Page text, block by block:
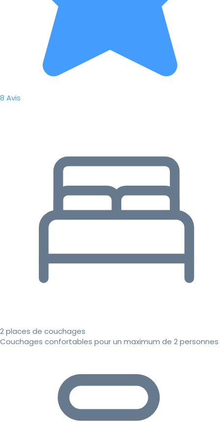
8 Avis
2 places de couchages
Couchages confortables pour un maximum de 2 personnes